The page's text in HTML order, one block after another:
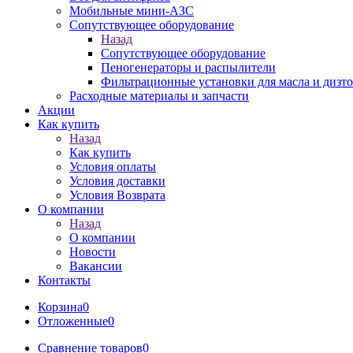
Мобильные мини-АЗС
Сопутствующее оборудование
Назад
Сопутствующее оборудование
Пеногенераторы и распылители
Фильтрационные установки для масла и
Расходные материалы и запчасти
Акции
Как купить
Назад
Как купить
Условия оплаты
Условия доставки
Условия Возврата
О компании
Назад
О компании
Новости
Вакансии
Контакты
Корзина0
Отложенные0
Сравнение товаров0